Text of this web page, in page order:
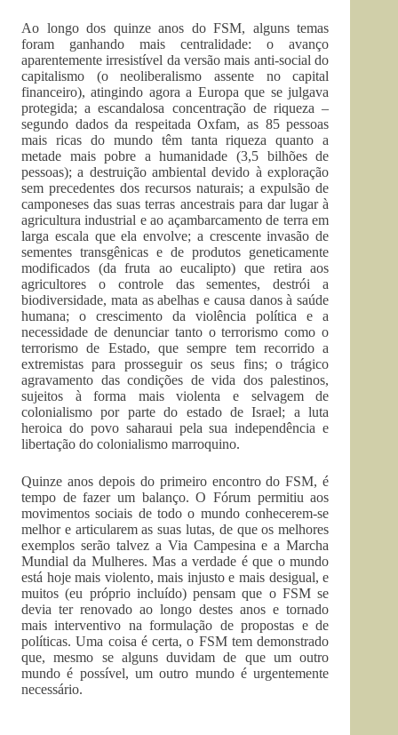
Ao longo dos quinze anos do FSM, alguns temas
foram ganhando mais centralidade: o avanço
aparentemente irresistível da versão mais anti-social do
capitalismo (o neoliberalismo assente no capital
financeiro), atingindo agora a Europa que se julgava
protegida; a escandalosa concentração de riqueza –
segundo dados da respeitada Oxfam, as 85 pessoas
mais ricas do mundo têm tanta riqueza quanto a
metade mais pobre a humanidade (3,5 bilhões de
pessoas); a destruição ambiental devido à exploração
sem precedentes dos recursos naturais; a expulsão de
camponeses das suas terras ancestrais para dar lugar à
agricultura industrial e ao açambarcamento de terra em
larga escala que ela envolve; a crescente invasão de
sementes transgênicas e de produtos geneticamente
modificados (da fruta ao eucalipto) que retira aos
agricultores o controle das sementes, destrói a
biodiversidade, mata as abelhas e causa danos à saúde
humana; o crescimento da violência política e a
necessidade de denunciar tanto o terrorismo como o
terrorismo de Estado, que sempre tem recorrido a
extremistas para prosseguir os seus fins; o trágico
agravamento das condições de vida dos palestinos,
sujeitos à forma mais violenta e selvagem de
colonialismo por parte do estado de Israel; a luta
heroica do povo saharaui pela sua independência e
libertação do colonialismo marroquino.
Quinze anos depois do primeiro encontro do FSM, é
tempo de fazer um balanço. O Fórum permitiu aos
movimentos sociais de todo o mundo conhecerem-se
melhor e articularem as suas lutas, de que os melhores
exemplos serão talvez a Via Campesina e a Marcha
Mundial da Mulheres. Mas a verdade é que o mundo
está hoje mais violento, mais injusto e mais desigual, e
muitos (eu próprio incluído) pensam que o FSM se
devia ter renovado ao longo destes anos e tornado
mais interventivo na formulação de propostas e de
políticas. Uma coisa é certa, o FSM tem demonstrado
que, mesmo se alguns duvidam de que um outro
mundo é possível, um outro mundo é urgentemente
necessário.